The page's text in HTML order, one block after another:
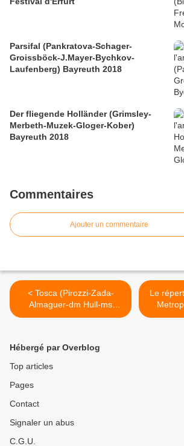
Parsifal (Pankratova-Schager-
Groissböck-J.Mayer-Bychkov-
Laufenberg) Bayreuth 2018
Der fliegende Holländer (Grimsley-
Merbeth-Muzek-Gloger-Kober)
Bayreuth 2018
Commentaires
Ajouter un commentaire
< Tosca (Pirozzi-Zada-
Almaguer-dm Hull-ms
Vizioli) Festival Sanxay
Le
Hébergé par Overblog
Top articles
Pages
Contact
Signaler un abus
C.G.U.